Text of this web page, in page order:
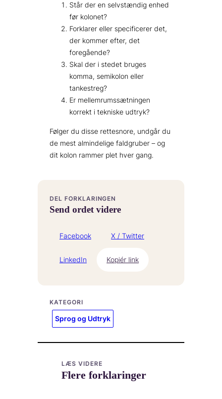
Står der en selvstændig enhed
før kolonet?
Forklarer eller specificerer det,
der kommer efter, det
foregående?
Skal der i stedet bruges
komma, semikolon eller
tankestreg?
Er mellemrumssætningen
korrekt i tekniske udtryk?
Følger du disse rettesnore, undgår du
de mest almindelige faldgruber – og
dit kolon rammer plet hver gang.
DEL FORKLARINGEN
Send ordet videre
Facebook X / Twitter
LinkedIn Kopiér link
KATEGORI
Sprog og Udtryk
LÆS VIDERE
Flere forklaringer